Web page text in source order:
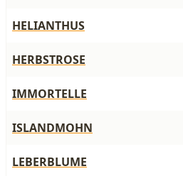
HELIANTHUS
HERBSTROSE
IMMORTELLE
ISLANDMOHN
LEBERBLUME